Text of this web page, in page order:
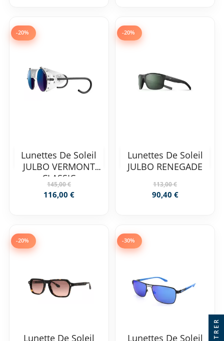
-20%
Lunettes De Soleil
JULBO VERMONT
CLASSIC
145,00 €
116,00 €
-20%
Lunettes De Soleil
JULBO RENEGADE
113,00 €
90,40 €
-20%
Lunette De Soleil
-30%
Lunettes De Soleil